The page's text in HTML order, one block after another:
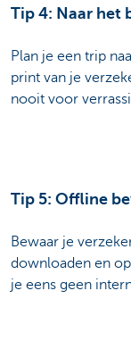
Tip 4: Naar het
Plan je een trip
print van je
nooit voor
Tip 5: Offline
Bewaar je
downloaden en
je eens geen